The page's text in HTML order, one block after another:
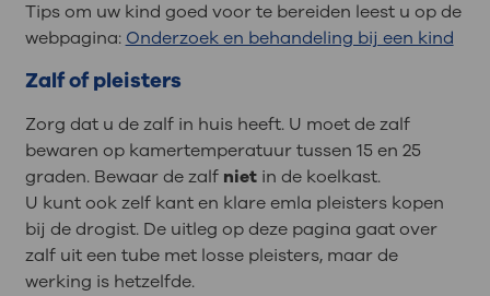
Tips om uw kind goed voor te bereiden leest u op de
webpagina: Onderzoek en behandeling bij een kind
Zalf of pleisters
Zorg dat u de zalf in huis heeft. U moet de zalf
bewaren op kamertemperatuur tussen 15 en 25
graden. Bewaar de zalf nietin de koelkast.
U kunt ook zelf kant en klare emla pleisters kopen
bij de drogist. De uitleg op deze pagina gaat over
zalf uit een tube met losse pleisters, maar de
werking is hetzelfde.